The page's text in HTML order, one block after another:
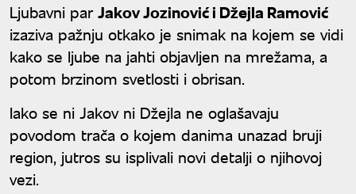
Ljubavni parJakov Jozinović i Džejla Ramović
izaziva pažnju otkako je snimak na kojem se vidi
kako se ljube na jahti objavljen na mrežama, a
potom brzinom svetlosti i obrisan.
Iako se ni Jakov ni Džejla ne oglašavaju
povodom trača o kojem danima unazad bruji
region, jutros su isplivali novi detalji o njihovoj
vezi.